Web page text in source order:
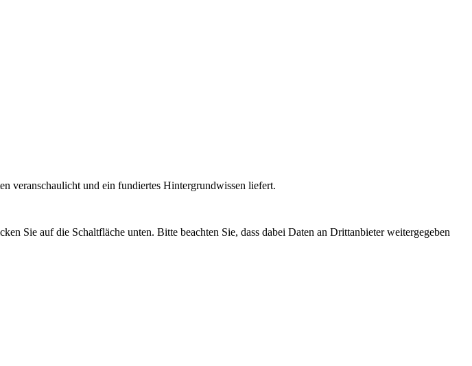
veranschaulicht und ein fundiertes Hintergrundwissen liefert.
Sie auf die Schaltfläche unten. Bitte beachten Sie, dass dabei Daten an Drittanbieter weitergegeben